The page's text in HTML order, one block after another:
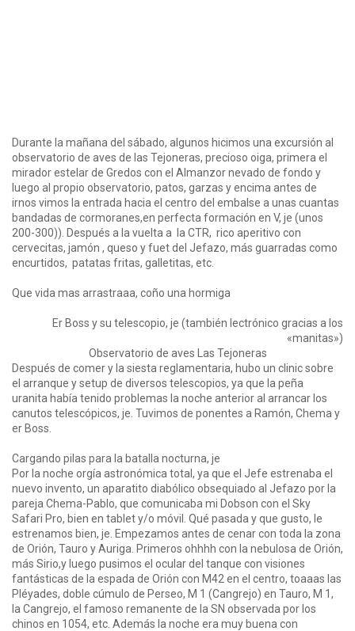
Durante la mañana del sábado, algunos hicimos una excursión al
observatorio de aves de las Tejoneras, precioso oiga, primera el
mirador estelar de Gredos con el Almanzor nevado de fondo y
luego al propio observatorio, patos, garzas y encima antes de
irnos vimos la entrada hacia el centro del embalse a unas cuantas
bandadas de cormoranes,en perfecta formación en V, je (unos
200-300)). Después a la vuelta a la CTR, rico aperitivo con
cervecitas, jamón , queso y fuet del Jefazo, más guarradas como
encurtidos, patatas fritas, galletitas, etc.
Que vida mas arrastraaa, coño una hormiga
Er Boss y su telescopio, je (también lectrónico gracias a los
«manitas»)
Observatorio de aves Las Tejoneras
Después de comer y la siesta reglamentaria, hubo un clinic sobre
el arranque y setup de diversos telescopios, ya que la peña
uranita había tenido problemas la noche anterior al arrancar los
canutos telescópicos, je. Tuvimos de ponentes a Ramón, Chema y
er Boss.
Cargando pilas para la batalla nocturna, je
Por la noche orgía astronómica total, ya que el Jefe estrenaba el
nuevo invento, un aparatito diabólico obsequiado al Jefazo por la
pareja Chema-Pablo, que comunicaba mi Dobson con el Sky
Safari Pro, bien en tablet y/o móvil. Qué pasada y que gusto, le
estrenamos bien, je. Empezamos antes de cenar con toda la zona
de Orión, Tauro y Auriga. Primeros ohhhh con la nebulosa de Orión,
más Sirio,y luego pusimos el ocular del tanque con visiones
fantásticas de la espada de Orión con M42 en el centro, toaaas las
Pléyades, doble cúmulo de Perseo, M 1 (Cangrejo) en Tauro, M 1,
la Cangrejo, el famoso remanente de la SN observada por los
chinos en 1054, etc. Además la noche era muy buena con